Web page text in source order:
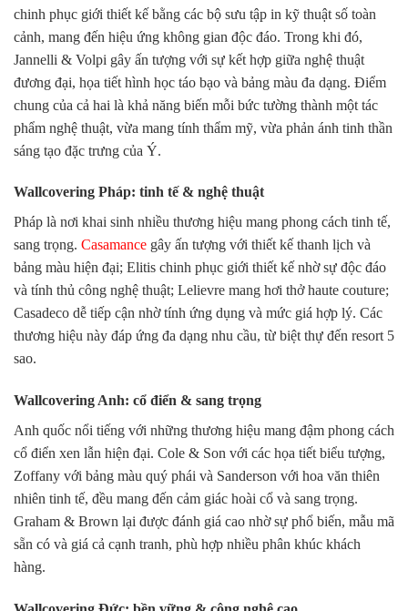
chinh phục giới thiết kế bằng các bộ sưu tập in kỹ thuật số toàn
cảnh, mang đến hiệu ứng không gian độc đáo. Trong khi đó,
Jannelli & Volpi gây ấn tượng với sự kết hợp giữa nghệ thuật
đương đại, họa tiết hình học táo bạo và bảng màu đa dạng. Điểm
chung của cả hai là khả năng biến mỗi bức tường thành một tác
phẩm nghệ thuật, vừa mang tính thẩm mỹ, vừa phản ánh tinh thần
sáng tạo đặc trưng của Ý.
Wallcovering Pháp: tinh tế & nghệ thuật
Pháp là nơi khai sinh nhiều thương hiệu mang phong cách tinh tế,
sang trọng. Casamance gây ấn tượng với thiết kế thanh lịch và
bảng màu hiện đại; Elitis chinh phục giới thiết kế nhờ sự độc đáo
và tính thủ công nghệ thuật; Lelievre mang hơi thở haute couture;
Casadeco dễ tiếp cận nhờ tính ứng dụng và mức giá hợp lý. Các
thương hiệu này đáp ứng đa dạng nhu cầu, từ biệt thự đến resort 5
sao.
Wallcovering Anh: cổ điển & sang trọng
Anh quốc nổi tiếng với những thương hiệu mang đậm phong cách
cổ điển xen lẫn hiện đại. Cole & Son với các họa tiết biểu tượng,
Zoffany với bảng màu quý phái và Sanderson với hoa văn thiên
nhiên tinh tế, đều mang đến cảm giác hoài cổ và sang trọng.
Graham & Brown lại được đánh giá cao nhờ sự phổ biến, mẫu mã
sẵn có và giá cả cạnh tranh, phù hợp nhiều phân khúc khách
hàng.